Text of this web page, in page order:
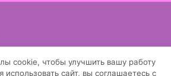
cookie, чтобы улучшить вашу работу
сайт, вы соглашаетесь с